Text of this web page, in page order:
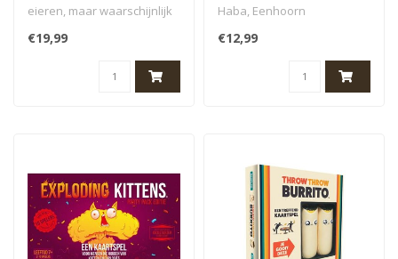
eieren, maar waarschijnlijk
niet de soort die jij gewe..
€19,99
Haba, Eenhoorn
Flonkerglans Flonkerbingo,
beleef je magisc..
€12,99